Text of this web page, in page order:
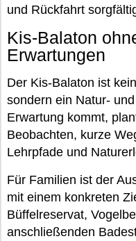
und Rückfahrt
Kis-Balaton
Erwartungen
Der Kis-Balaton ist
sondern ein Natur-
Erwartung kommt,
Beobachten, kurze
Lehrpfade und
Für Familien ist der
mit einem konkreten
Büffelreservat,
anschließenden